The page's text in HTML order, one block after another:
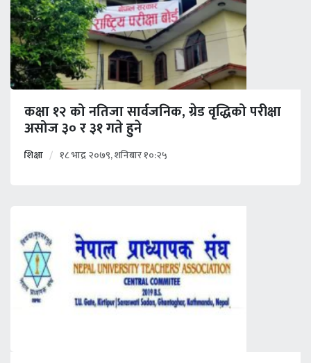
कक्षा १२ को नतिजा सार्वजनिक, ग्रेड वृद्धिको परीक्षा
असोज ३० र ३१ गते हुने
शिक्षा १८ भाद्र २०७९, शनिबार १०:२५